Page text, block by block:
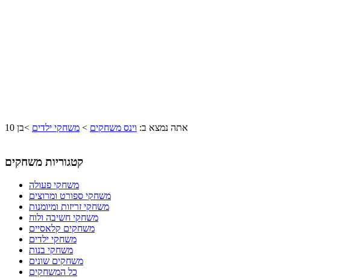
אתה נמצא ב: וינס משחקים > משחקי ילדים >בן 10
קטגוריות משחקים
משחקי פעולה
משחקי ספורט ומרוצים
משחקי זריזות ומיומנות
משחקי חשיבה ולוח
משחקים קלאסיים
משחקי ילדים
משחקי בנות
משחקים שונים
כל המשחקים